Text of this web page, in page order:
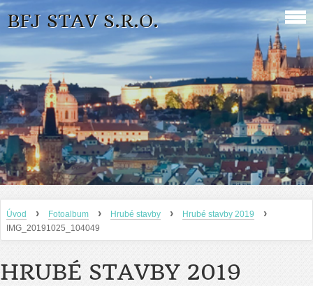
BFJ STAV S.R.O.
Úvod › Fotoalbum › Hrubé stavby › Hrubé stavby 2019 ›
IMG_20191025_104049
HRUBÉ STAVBY 2019